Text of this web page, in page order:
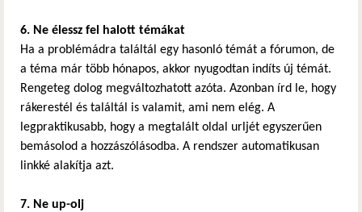
6. Ne élessz fel halott témákat
Ha a problémádra találtál egy hasonló témát a fórumon, de
a téma már több hónapos, akkor nyugodtan indíts új témát.
Rengeteg dolog megváltozhatott azóta. Azonban írd le, hogy
rákerestél és találtál is valamit, ami nem elég. A
legpraktikusabb, hogy a megtalált oldal urljét egyszerűen
bemásolod a hozzászólásodba. A rendszer automatikusan
linkké alakítja azt.
7. Ne up-olj